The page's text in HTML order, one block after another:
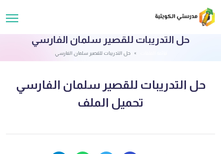
حل التدريبات للقصير سلمان الفارسي
حل التدريبات للقصير سلمان الفارسي
حل التدريبات للقصير سلمان الفارسي
تحميل الملف